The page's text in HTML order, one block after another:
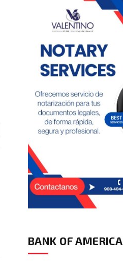
BANK OF AMERICA